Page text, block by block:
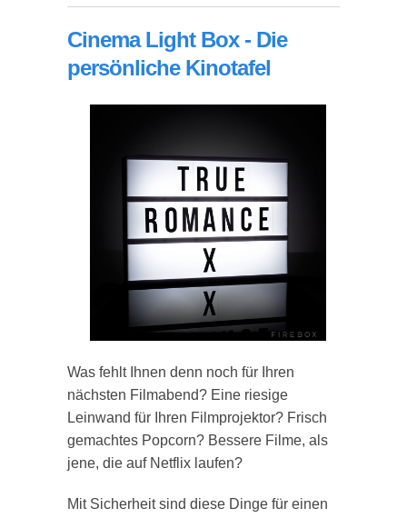
Cinema Light Box - Die
persönliche Kinotafel
Was fehlt Ihnen denn noch für Ihren
nächsten Filmabend? Eine riesige
Leinwand für Ihren Filmprojektor? Frisch
gemachtes Popcorn? Bessere Filme, als
jene, die auf Netflix laufen?
Mit Sicherheit sind diese Dinge für einen